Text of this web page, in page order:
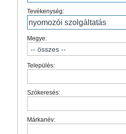
Tevékenység:
Megye:
Település:
Szókeresés:
Márkanév: